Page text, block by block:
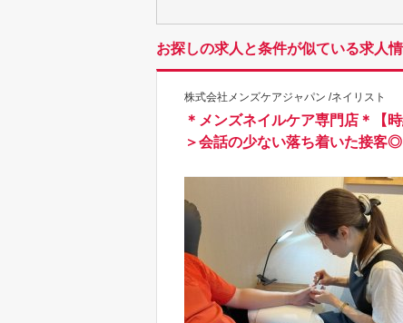
お探しの求人と条件が似ている求人
株式会社メンズケアジャパン /ネイリスト
＊メンズネイルケア専門店＊【
＞会話の少ない落ち着いた接客